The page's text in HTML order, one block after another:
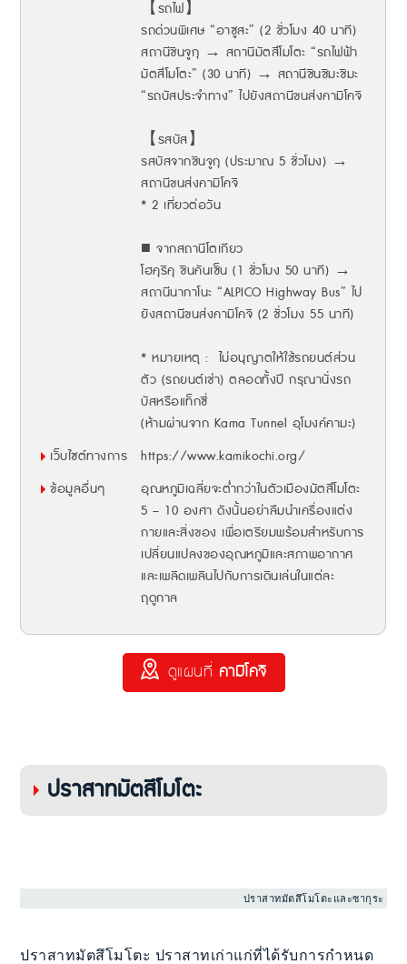
【รถไฟ】
รถด่วนพิเศษ “อาซูสะ” (2 ชั่วโมง 40 นาที)
สถานีชินจูกุ → สถานีมัตสึโมโตะ “รถไฟฟ้า
มัตสึโมโตะ” (30 นาที) → สถานีชินชิมะชิมะ
“รถบัสประจำทาง” ไปยังสถานีขนส่งคามิโคจิ
【รสบัส】
รสบัสจากชินจูกุ (ประมาณ 5 ชั่วโมง) →
สถานีขนส่งคามิโคจิ
* 2 เที่ยวต่อวัน
■ จากสถานีโตเกียว
โฮคุริคุ ชินคันเซ็น (1 ชั่วโมง 50 นาที) →
สถานีนากาโนะ “ALPICO Highway Bus” ไป
ยังสถานีขนส่งคามิโคจิ (2 ชั่วโมง 55 นาที)
* หมายเหตุ : ไม่อนุญาตให้ใช้รถยนต์ส่วน
ตัว (รถยนต์เช่า) ตลอดทั้งปี กรุณานั่งรถ
บัสหรือแท็กซี่
(ห้ามผ่านจาก Kama Tunnel อุโมงค์คามะ)
เว็บไซต์ทางการ
https://www.kamikochi.org/
ข้อมูลอื่นๆ
อุณหภูมิเฉลี่ยจะต่ำกว่าในตัวเมืองมัตสึโมโตะ
5 – 10 องศา ดังนั้นอย่าลืมนำเครื่องแต่ง
กายและสิ่งของ เพื่อเตรียมพร้อมสำหรับการ
เปลี่ยนแปลงของอุณหภูมิและสภาพอากาศ
และเพลิดเพลินไปกับการเดินเล่นในแต่ละ
ฤดูกาล
ดูแผนที่ คามิโคจิ
ปราสาทมัตสึโมโตะ
ปราสาทมัตสึโมโตะและซากุระ
ปราสาทมัตสึโมโตะ ปราสาทเก่าแก่ที่ได้รับการกำหนด